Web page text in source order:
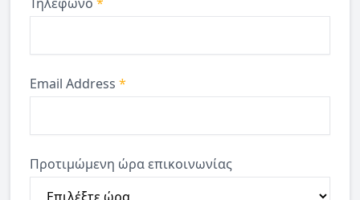
Email Address *
Προτιμώμενη ώρα επικοινωνίας